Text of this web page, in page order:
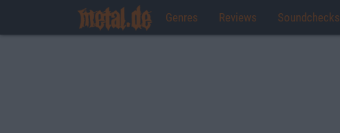
Genres Reviews Soundchecks